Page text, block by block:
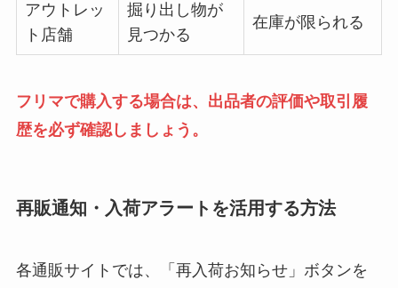
アウトレッ
ト店舗
掘り出し物が
見つかる
在庫が限られる
フリマで購入する場合は、出品者の評価や取引履
歴を必ず確認しましょう。
再販通知・入荷アラートを活用する方法
各通販サイトでは、「再入荷お知らせ」ボタンを